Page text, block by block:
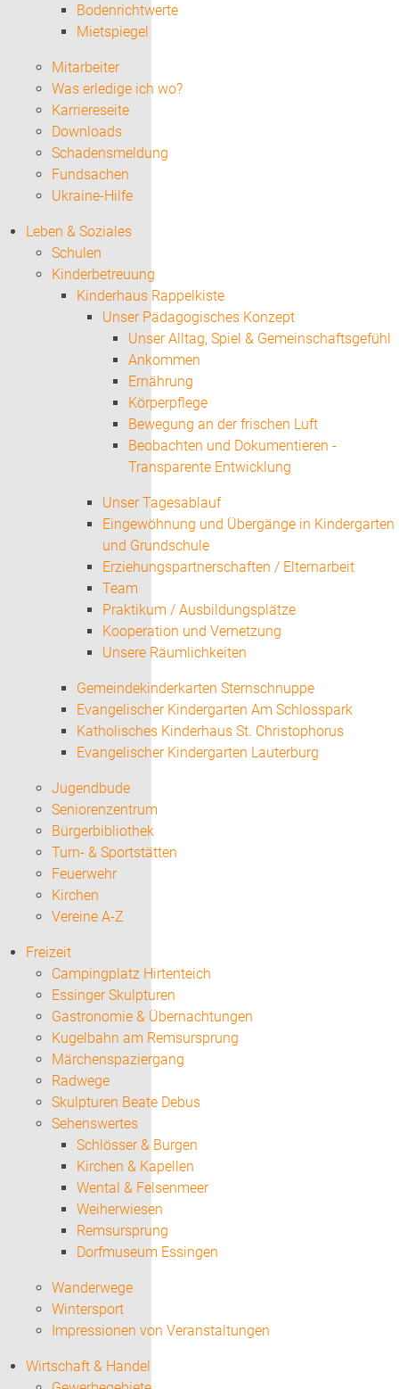
Bodenrichtwerte
Mietspiegel
Mitarbeiter
Was erledige ich wo?
Karriereseite
Downloads
Schadensmeldung
Fundsachen
Ukraine-Hilfe
Leben & Soziales
Schulen
Kinderbetreuung
Kinderhaus Rappelkiste
Unser Pädagogisches Konzept
Unser Alltag, Spiel & Gemeinschaftsgefühl
Ankommen
Ernährung
Körperpflege
Bewegung an der frischen Luft
Beobachten und Dokumentieren -
Transparente Entwicklung
Unser Tagesablauf
Eingewöhnung und Übergänge in Kindergarten
und Grundschule
Erziehungspartnerschaften / Elternarbeit
Team
Praktikum / Ausbildungsplätze
Kooperation und Vernetzung
Unsere Räumlichkeiten
Gemeindekinderkarten Sternschnuppe
Evangelischer Kindergarten Am Schlosspark
Katholisches Kinderhaus St. Christophorus
Evangelischer Kindergarten Lauterburg
Jugendbude
Seniorenzentrum
Bürgerbibliothek
Turn- & Sportstätten
Feuerwehr
Kirchen
Vereine A-Z
Freizeit
Campingplatz Hirtenteich
Essinger Skulpturen
Gastronomie & Übernachtungen
Kugelbahn am Remsursprung
Märchenspaziergang
Radwege
Skulpturen Beate Debus
Sehenswertes
Schlösser & Burgen
Kirchen & Kapellen
Wental & Felsenmeer
Weiherwiesen
Remsursprung
Dorfmuseum Essingen
Wanderwege
Wintersport
Impressionen von Veranstaltungen
Wirtschaft & Handel